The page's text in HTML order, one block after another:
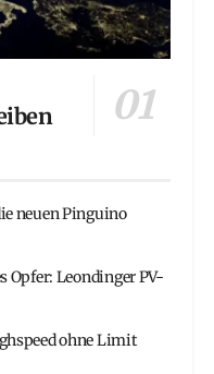
neuen Pinguino
Opfer: Leondinger PV-
ohne Limit